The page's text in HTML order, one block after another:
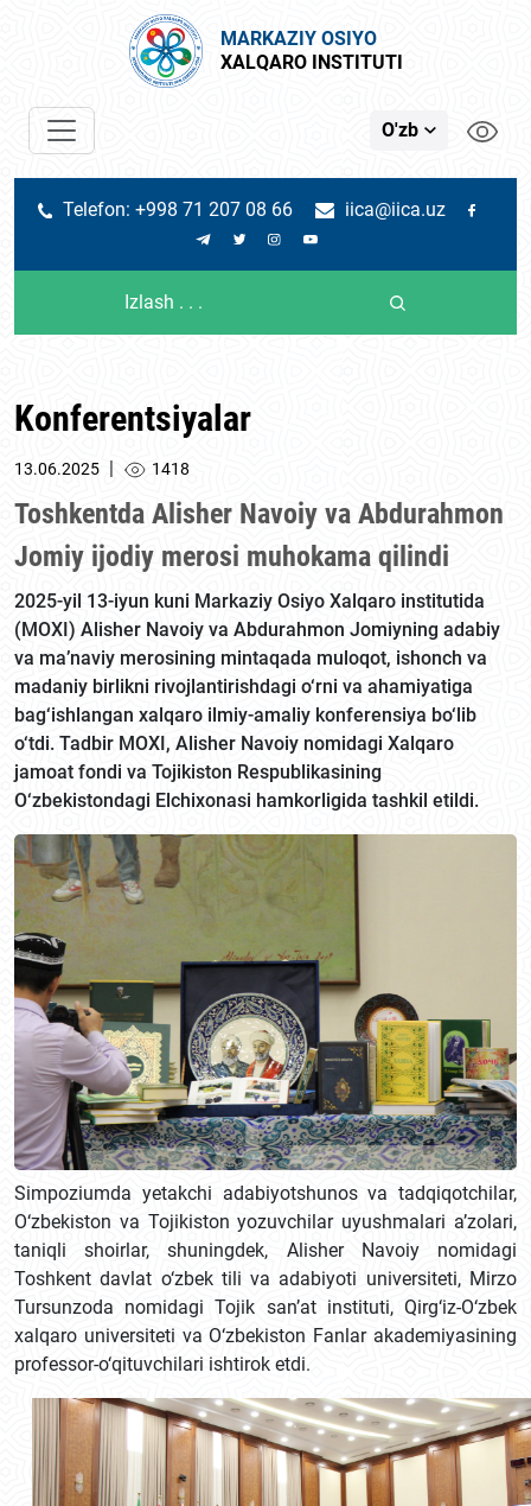
MARKAZIY OSIYO
XALQARO INSTITUTI
O'zb
Telefon: +998 71 207 08 66 iica@iica.uz
Konferentsiyalar
13.06.2025 | 1418
Toshkentda Alisher Navoiy va Abdurahmon
Jomiy ijodiy merosi muhokama qilindi
2025-yil 13-iyun kuni Markaziy Osiyo Xalqaro institutida
(MOXI) Alisher Navoiy va Abdurahmon Jomiyning adabiy
va ma’naviy merosining mintaqada muloqot, ishonch va
madaniy birlikni rivojlantirishdagi o‘rni va ahamiyatiga
bag‘ishlangan xalqaro ilmiy-amaliy konferensiya bo‘lib
o‘tdi. Tadbir MOXI, Alisher Navoiy nomidagi Xalqaro
jamoat fondi va Tojikiston Respublikasining
O‘zbekistondagi Elchixonasi hamkorligida tashkil etildi.
Simpoziumda yetakchi adabiyotshunos va tadqiqotchilar,
O‘zbekiston va Tojikiston yozuvchilar uyushmalari a’zolari,
taniqli shoirlar, shuningdek, Alisher Navoiy nomidagi
Toshkent davlat o‘zbek tili va adabiyoti universiteti, Mirzo
Tursunzoda nomidagi Tojik san’at instituti, Qirg‘iz-O‘zbek
xalqaro universiteti va O‘zbekiston Fanlar akademiyasining
professor-o‘qituvchilari ishtirok etdi.